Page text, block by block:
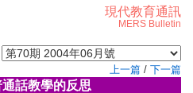
現代教育通訊
MERS Bulletin
上一篇 / 下一篇
話教學的反思